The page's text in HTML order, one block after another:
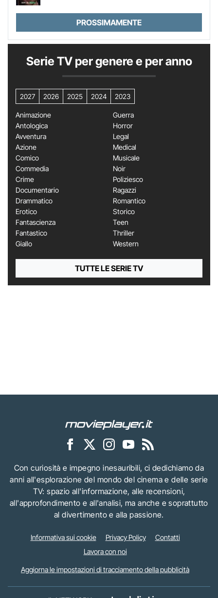
PROSSIMAMENTE
Serie TV per genere e per anno
2027 2026 2025 2024 2023
Animazione
Antologica
Avventura
Azione
Comico
Commedia
Crime
Documentario
Drammatico
Erotico
Fantascienza
Fantastico
Giallo
Guerra
Horror
Legal
Medical
Musicale
Noir
Poliziesco
Ragazzi
Romantico
Storico
Teen
Thriller
Western
TUTTE LE SERIE TV
Con curiosità e impegno inesauribili, ci dedichiamo da
anni all'esplorazione del mondo del cinema e delle serie
TV: spazio all'informazione, alle recensioni,
all'approfondimento e all'analisi, ma anche e soprattutto
al divertimento e alla passione.
Informativa sui cookie Privacy Policy
Contatti
Lavora con noi
Aggiorna le impostazioni di tracciamento della pubblicità